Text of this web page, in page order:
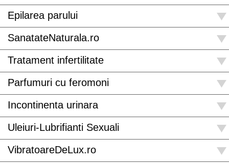
Epilarea parului
SanatateNaturala.ro
Tratament infertilitate
Parfumuri cu feromoni
Incontinenta urinara
Uleiuri-Lubrifianti Sexuali
VibratoareDeLux.ro